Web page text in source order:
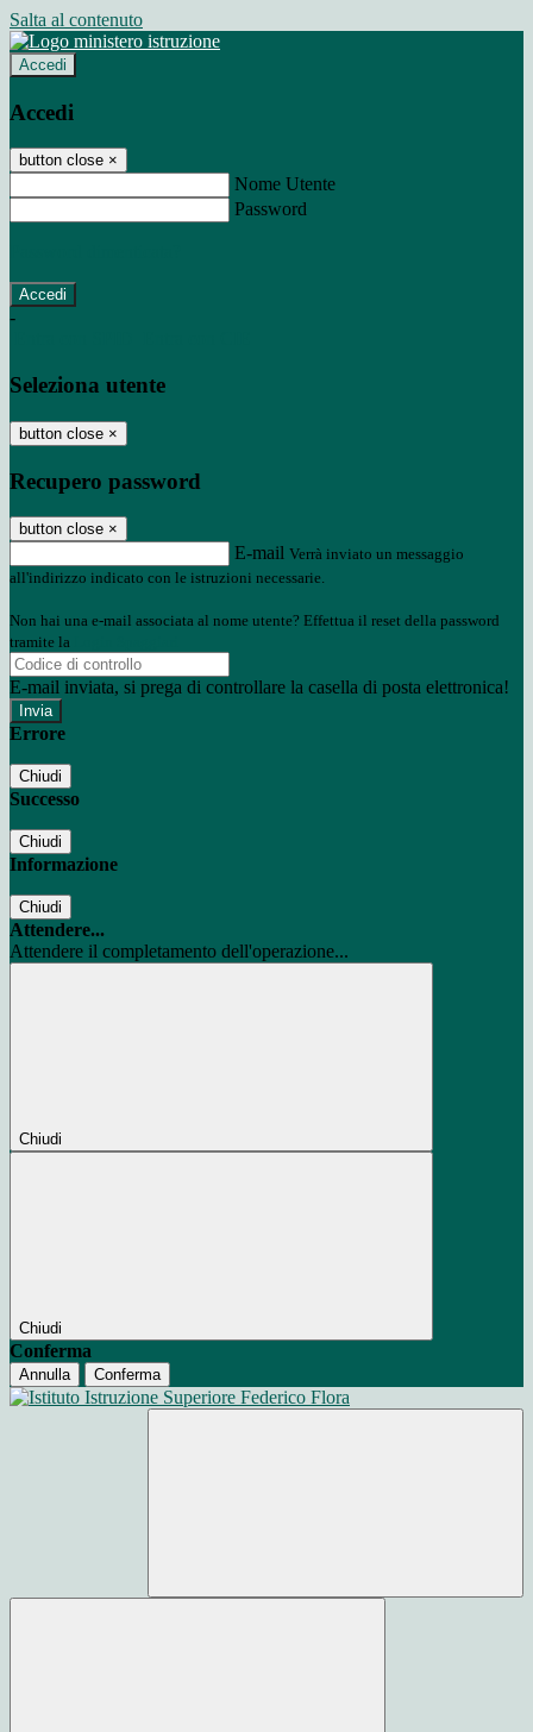
Salta al contenuto
Accedi
Accedi
button close ×
Nome Utente
Password
-
Seleziona utente
button close ×
Recupero password
button close ×
E-mail Verrà inviato un messaggio
all'indirizzo indicato con le istruzioni necessarie.
Non hai una e-mail associata al nome utente? Effettua il reset della password
tramite la
E-mail inviata, si prega di controllare la casella di posta elettronica!
Errore
Chiudi
Successo
Chiudi
Informazione
Chiudi
Attendere...
Attendere il completamento dell'operazione...
Chiudi
Chiudi
Conferma
Annulla Conferma